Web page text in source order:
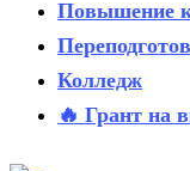
Повышение
Колледж
🔥 Грант на